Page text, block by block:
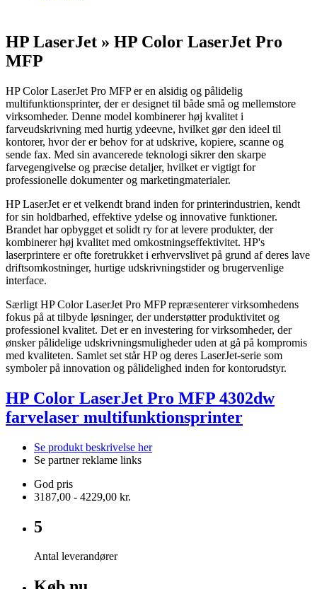
HP LaserJet » HP Color LaserJet Pro
MFP
HP Color LaserJet Pro MFP er en alsidig og pålidelig
multifunktionsprinter, der er designet til både små og mellemstore
virksomheder. Denne model kombinerer høj kvalitet i
farveudskrivning med hurtig ydeevne, hvilket gør den ideel til
kontorer, hvor der er behov for at udskrive, kopiere, scanne og
sende fax. Med sin avancerede teknologi sikrer den skarpe
farvegengivelse og præcise detaljer, hvilket er vigtigt for
professionelle dokumenter og marketingmaterialer.
HP LaserJet er et velkendt brand inden for printerindustrien, kendt
for sin holdbarhed, effektive ydelse og innovative funktioner.
Brandet har opbygget et solidt ry for at levere produkter, der
kombinerer høj kvalitet med omkostningseffektivitet. HP's
laserprintere er ofte foretrukket i erhvervslivet på grund af deres lave
driftsomkostninger, hurtige udskrivningstider og brugervenlige
interface.
Særligt HP Color LaserJet Pro MFP repræsenterer virksomhedens
fokus på at tilbyde løsninger, der understøtter produktivitet og
professionel kvalitet. Det er en investering for virksomheder, der
ønsker pålidelige udskrivningsmuligheder uden at gå på kompromis
med kvaliteten. Samlet set står HP og deres LaserJet-serie som
symboler på innovation og pålidelighed inden for kontorudstyr.
HP Color LaserJet Pro MFP 4302dw
farvelaser multifunktionsprinter
Se produkt beskrivelse her
Se partner reklame links
God pris
3187,00 - 4229,00 kr.
5
Antal leverandører